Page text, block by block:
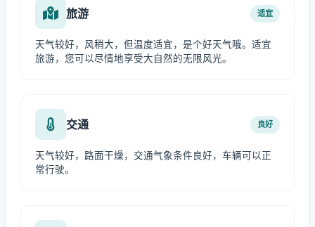
旅游 适宜
天气较好，风稍大，但温度适宜，是个好天气哦。适宜
旅游，您可以尽情地享受大自然的无限风光。
交通 良好
天气较好，路面干燥，交通气象条件良好，车辆可以正
常行驶。